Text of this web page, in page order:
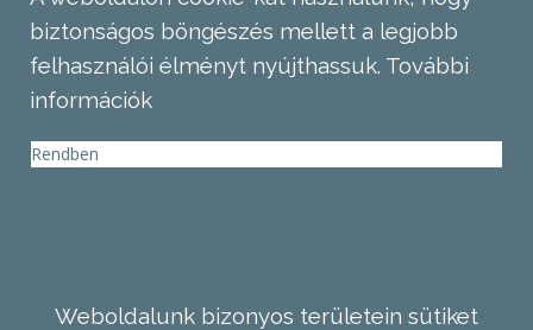
biztonságos böngészés mellett a legjobb
felhasználói élményt nyújthassuk. További
információk
Rendben
Weboldalunk bizonyos területein sütiket